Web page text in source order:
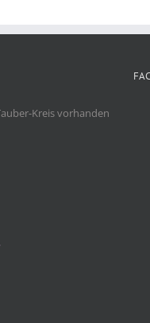
Kreis vorhanden